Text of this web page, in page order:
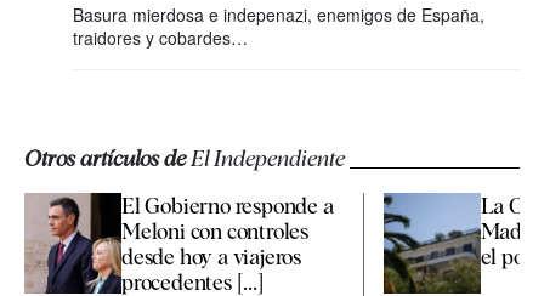
Basura mierdosa e indepenazi, enemigos de España,
traidores y cobardes…
Otros artículos deEl Independiente
El Gobierno responde a
Meloni con controles
desde hoy a viajeros
procedentes [...]
La
el